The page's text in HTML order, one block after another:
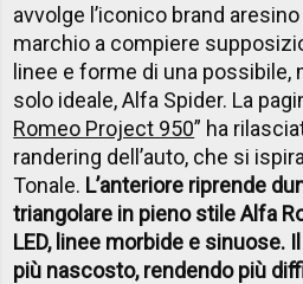
avvolge l’iconico brand
marchio a compiere
linee e forme di una possibile,
solo ideale, Alfa Spider. La
Romeo Project 950” ha
randering dell’auto, che si
Tonale. L’anteriore riprende
triangolare in pieno stile Alfa
LED, linee morbide e sinuose.
più nascosto, rendendo più